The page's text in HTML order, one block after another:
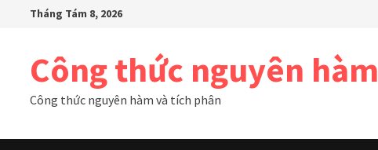
Tháng Tám 8, 2026
Công thức nguyên hàm
Công thức nguyên hàm và tích phân